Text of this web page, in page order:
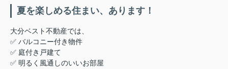
夏を楽しめる住まい、あります！
大分ベスト不動産では、
✅ バルコニー付き物件
✅ 庭付き戸建て
✅ 明るく風通しのいいお部屋